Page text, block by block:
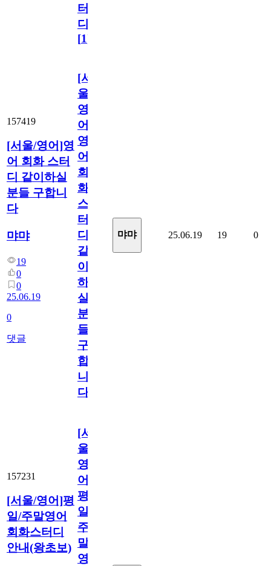
터
디
[1]
157419
[서울/영어]영
어 회화 스터
디 같이하실
분들 구합니
다
먀먀
19
0
0
25.06.19
0
댓글
[서
울/
영
어]
영
어
회
화
스
터
디
같
이
하
실
분
들
구
합
니
다
먀먀 25.06.19 19 0
157231
[서울/영어]평
일/주말영어
회화스터디
안내(왕초보)
[서
울/
영
어]
평
일/
주
말
영